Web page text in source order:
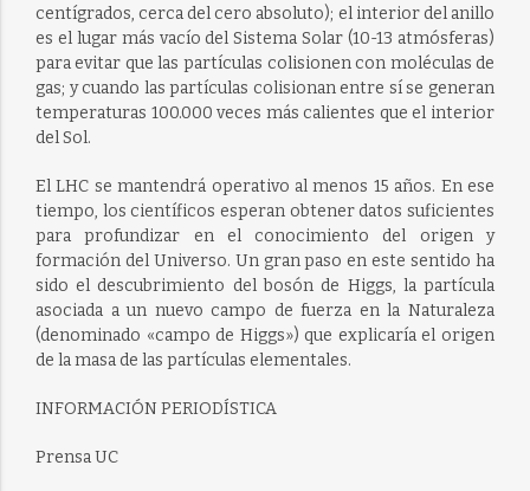
centígrados, cerca del cero absoluto); el interior del anillo
es el lugar más vacío del Sistema Solar (10-13 atmósferas)
para evitar que las partículas colisionen con moléculas de
gas; y cuando las partículas colisionan entre sí se generan
temperaturas 100.000 veces más calientes que el interior
del Sol.
El LHC se mantendrá operativo al menos 15 años. En ese
tiempo, los científicos esperan obtener datos suficientes
para profundizar en el conocimiento del origen y
formación del Universo. Un gran paso en este sentido ha
sido el descubrimiento del bosón de Higgs, la partícula
asociada a un nuevo campo de fuerza en la Naturaleza
(denominado «campo de Higgs») que explicaría el origen
de la masa de las partículas elementales.
INFORMACIÓN PERIODÍSTICA
Prensa UC